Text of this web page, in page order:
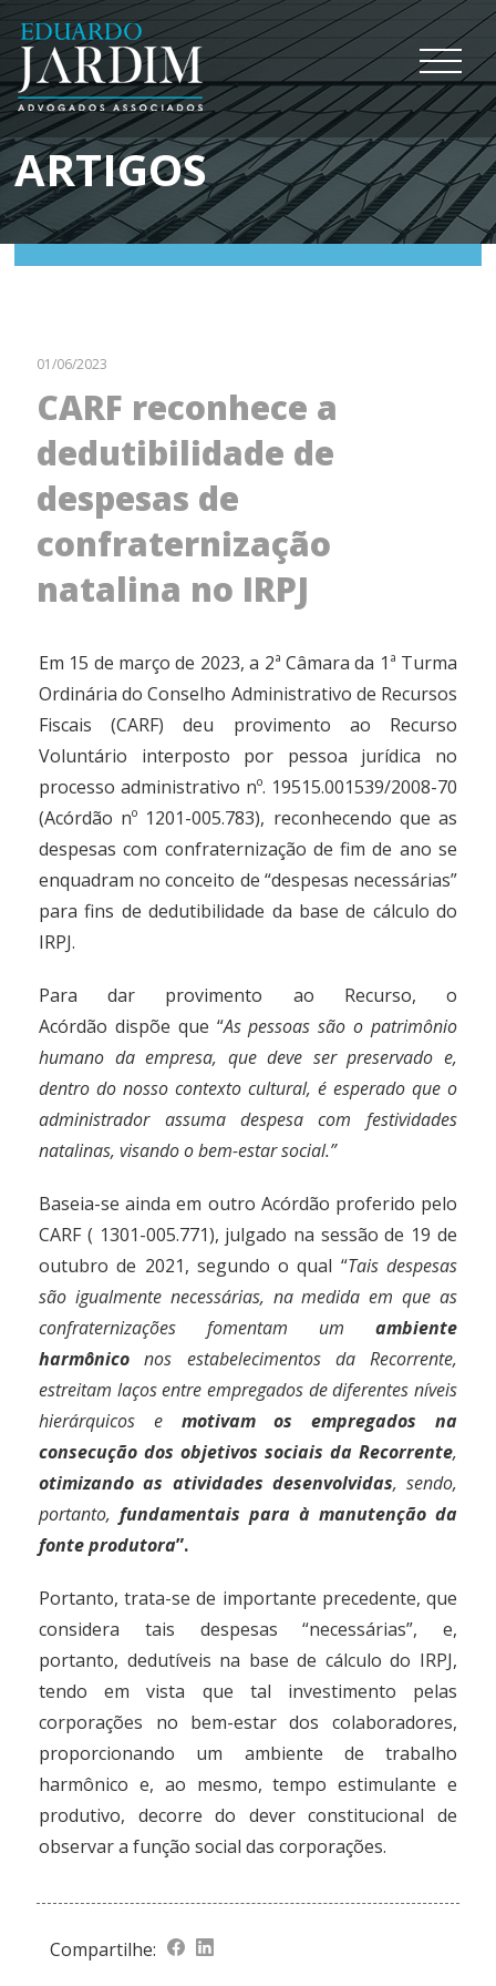
ARTIGOS
01/06/2023
CARF reconhece a
dedutibilidade de
despesas de
confraternização
natalina no IRPJ
Em 15 de março de 2023, a 2ª Câmara da 1ª Turma
Ordinária do Conselho Administrativo de Recursos
Fiscais (CARF) deu provimento ao Recurso
Voluntário interposto por pessoa jurídica no
processo administrativo nº. 19515.001539/2008-70
(Acórdão nº 1201-005.783), reconhecendo que as
despesas com confraternização de fim de ano se
enquadram no conceito de “despesas necessárias”
para fins de dedutibilidade da base de cálculo do
IRPJ.
Para dar provimento ao Recurso, o
Acórdão dispõe que “As pessoas são o patrimônio
humano da empresa, que deve ser preservado e,
dentro do nosso contexto cultural, é esperado que o
administrador assuma despesa com festividades
natalinas, visando o bem-estar social.”
Baseia-se ainda em outro Acórdão proferido pelo
CARF ( 1301-005.771), julgado na sessão de 19 de
outubro de 2021, segundo o qual “Tais despesas
são igualmente necessárias, na medida em que as
confraternizações fomentam um ambiente
harmônico nos estabelecimentos da Recorrente,
estreitam laços entre empregados de diferentes níveis
hierárquicos e motivam os empregados na
consecução dos objetivos sociais da Recorrente,
otimizando as atividades desenvolvidas, sendo,
portanto,fundamentais para à manutenção da
fonte produtora”.
Portanto, trata-se de importante precedente, que
considera tais despesas “necessárias”, e,
portanto, dedutíveis na base de cálculo do IRPJ,
tendo em vista que tal investimento pelas
corporações no bem-estar dos colaboradores,
proporcionando um ambiente de trabalho
harmônico e, ao mesmo, tempo estimulante e
produtivo, decorre do dever constitucional de
observar a função social das corporações.
Compartilhe: